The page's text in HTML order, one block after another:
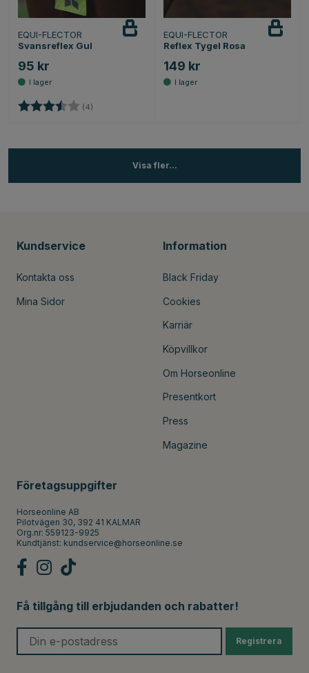
EQUI-FLECTOR
Svansreflex Gul
95 kr
Betyg: (4)
EQUI-FLECTOR
Reflex Tygel Rosa
149 kr
Visa fler...
Kundservice
Kontakta oss
Mina Sidor
Information
Black Friday
Cookies
Karriär
Köpvillkor
Om Horseonline
Presentkort
Press
Magazine
Företagsuppgifter
Horseonline AB
Pilotvägen 30, 392 41 KALMAR
Org.nr: 559123-9925
Kundtjänst: kundservice@horseonline.se
Få tillgång till erbjudanden och rabatter!
Registrera